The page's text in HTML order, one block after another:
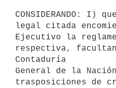
CONSIDERANDO: I)
legal citada
Ejecutivo la
respectiva,
Contaduría
General de la
trasposiciones de